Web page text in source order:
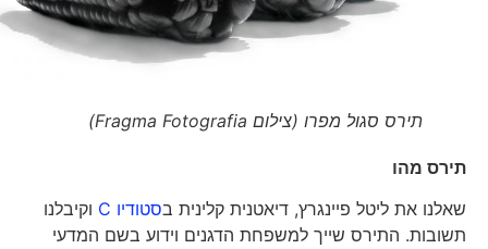
תירס סגול מפרו (צילום Fragma Fotografia)
תירס מהו
שאלנו את ליטל פיינגרץ, דיאטנית קלינית בסטודיו C וקיבלנו
תשובות. התירס שייך למשפחת הדגנים וידוע בשם המדעי